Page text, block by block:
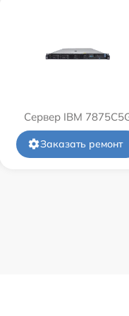
Сервер IBM
Заказать ремонт